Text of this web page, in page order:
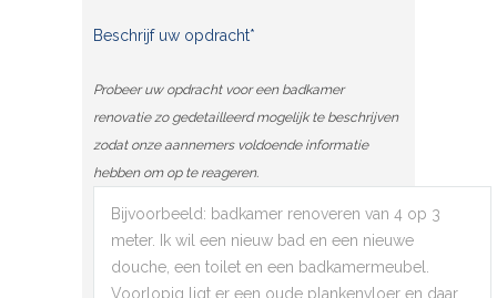
Beschrijf uw opdracht*
Probeer uw opdracht voor een badkamer
renovatie zo gedetailleerd mogelijk te beschrijven
zodat onze aannemers voldoende informatie
hebben om op te reageren.